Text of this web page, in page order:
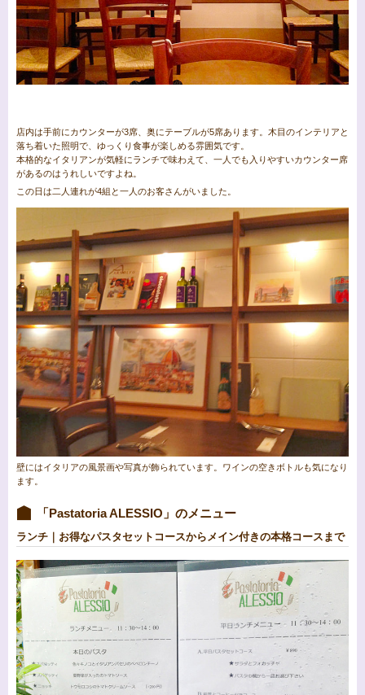
店内は手前にカウンターが3席、奥にテーブルが5席あります。木目のインテリアと
落ち着いた照明で、ゆっくり食事が楽しめる雰囲気です。
本格的なイタリアンが気軽にランチで味わえて、一人でも入りやすいカウンター席
があるのはうれしいですよね。
この日は二人連れが4組と一人のお客さんがいました。
壁にはイタリアの風景画や写真が飾られています。ワインの空きボトルも気になり
ます。
「Pastatoria ALESSIO」のメニュー
ランチ｜お得なパスタセットコースからメイン付きの本格コースまで